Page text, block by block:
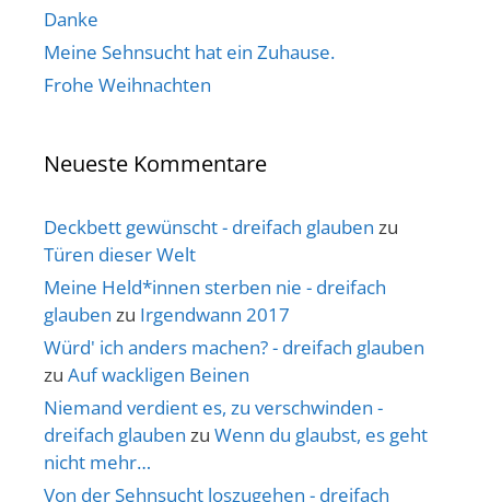
Danke
Meine Sehnsucht hat ein Zuhause.
Frohe Weihnachten
Neueste Kommentare
Deckbett gewünscht - dreifach glauben zu
Türen dieser Welt
Meine Held*innen sterben nie - dreifach
glauben zu Irgendwann 2017
Würd' ich anders machen? - dreifach glauben
zu Auf wackligen Beinen
Niemand verdient es, zu verschwinden -
dreifach glauben zu Wenn du glaubst, es geht
nicht mehr…
Von der Sehnsucht loszugehen - dreifach